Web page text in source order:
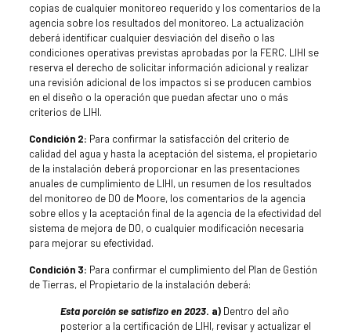
copias de cualquier monitoreo requerido y los comentarios de la
agencia sobre los resultados del monitoreo. La actualización
deberá identificar cualquier desviación del diseño o las
condiciones operativas previstas aprobadas por la FERC. LIHI se
reserva el derecho de solicitar información adicional y realizar
una revisión adicional de los impactos si se producen cambios
en el diseño o la operación que puedan afectar uno o más
criterios de LIHI.
Condición 2: Para confirmar la satisfacción del criterio de
calidad del agua y hasta la aceptación del sistema, el propietario
de la instalación deberá proporcionar en las presentaciones
anuales de cumplimiento de LIHI, un resumen de los resultados
del monitoreo de DO de Moore, los comentarios de la agencia
sobre ellos y la aceptación final de la agencia de la efectividad del
sistema de mejora de DO, o cualquier modificación necesaria
para mejorar su efectividad.
Condición 3: Para confirmar el cumplimiento del Plan de Gestión
de Tierras, el Propietario de la instalación deberá:
Esta porción se satisfizo en 2023. a)Dentro del año
posterior a la certificación de LIHI, revisar y actualizar el